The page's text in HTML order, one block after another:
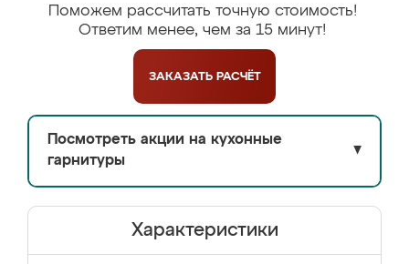
Поможем рассчитать точную стоимость!
Ответим менее, чем за 15 минут!
ЗАКАЗАТЬ РАСЧЁТ
Посмотреть акции на кухонные
гарнитуры
▼
Характеристики